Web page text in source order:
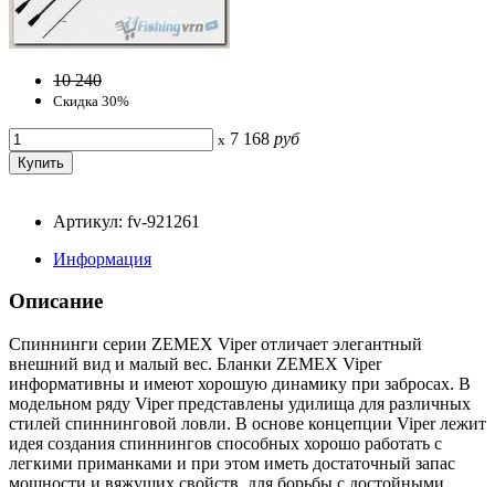
10 240
Скидка 30%
x 7 168 руб
Артикул: fv-921261
Информация
Описание
Спиннинги серии ZEMEX Viper отличает элегантный
внешний вид и малый вес. Бланки ZEMEX Viper
информативны и имеют хорошую динамику при забросах. В
модельном ряду Viper представлены удилища для различных
стилей спиннинговой ловли. В основе концепции Viper лежит
идея создания спиннингов способных хорошо работать с
легкими приманками и при этом иметь достаточный запас
мощности и вяжущих свойств, для борьбы с достойными